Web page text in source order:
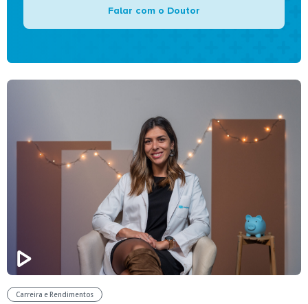
Falar com o Doutor
Carreira e Rendimentos